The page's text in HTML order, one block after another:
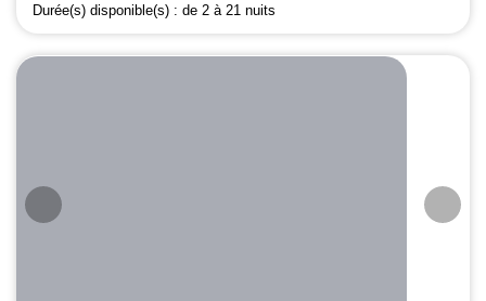
Durée(s) disponible(s) : de 2 à 21 nuits